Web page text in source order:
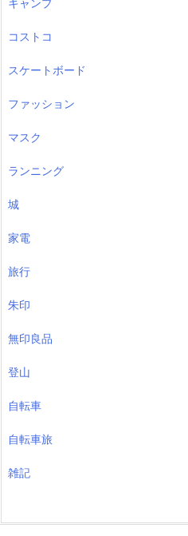
キャンプ
コストコ
スケートボード
ファッション
マスク
ランニング
城
家電
旅行
朱印
無印良品
登山
自転車
自転車旅
雑記